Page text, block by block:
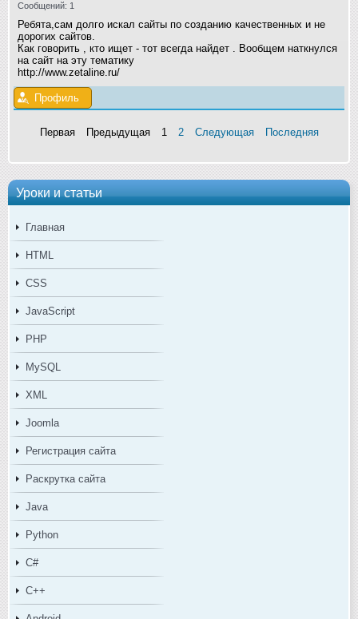
Уроки и статьи
Главная
HTML
CSS
JavaScript
PHP
MySQL
XML
Joomla
Регистрация сайта
Раскрутка сайта
Java
Python
C#
C++
Сообщений: 1
Ребята,сам долго искал сайты по созданию качественных и не
дорогих сайтов.
Как говорить , кто ищет - тот всегда найдет . Вообщем наткнулся
на сайт на эту тематику
http://www.zetaline.ru/
Профиль
Первая Предыдущая 1 2 Следующая Последняя